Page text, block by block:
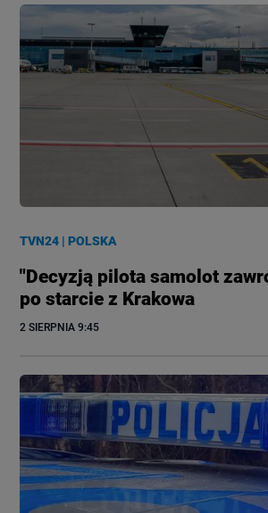
TVN24 |POLSKA
"Decyzją pilota samolot
po starcie z Krakowa
2 SIERPNIA 9:45